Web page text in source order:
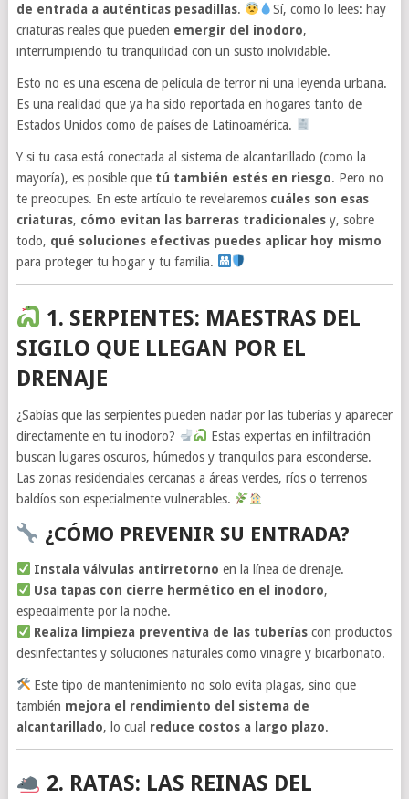
de entrada a auténticas pesadillas.
Sí, como lo lees: hay
criaturas reales que pueden emergir del inodoro,
interrumpiendo tu tranquilidad con un susto inolvidable.
Esto no es una escena de película de terror ni una leyenda urbana.
Es una realidad que ya ha sido reportada en hogares tanto de
Estados Unidos como de países de Latinoamérica.
Y si tu casa está conectada al sistema de alcantarillado (como la
mayoría), es posible que tú también estés en riesgo. Pero no
te preocupes. En este artículo te revelaremos cuáles son esas
criaturas, cómo evitan las barreras tradicionalesy, sobre
todo, qué soluciones efectivas puedes aplicar hoy mismo
para proteger tu hogar y tu familia.
1. SERPIENTES: MAESTRAS DEL
SIGILO QUE LLEGAN POR EL
DRENAJE
¿Sabías que las serpientes pueden nadar por las tuberías y aparecer
directamente en tu inodoro?
Estas expertas en infiltración
buscan lugares oscuros, húmedos y tranquilos para esconderse.
Las zonas residenciales cercanas a áreas verdes, ríos o terrenos
baldíos son especialmente vulnerables.
¿CÓMO PREVENIR SU ENTRADA?
Instala válvulas antirretorno en la línea de drenaje.
Usa tapas con cierre hermético en el inodoro,
especialmente por la noche.
Realiza limpieza preventiva de las tuberías con productos
desinfectantes y soluciones naturales como vinagre y bicarbonato.
Este tipo de mantenimiento no solo evita plagas, sino que
también mejora el rendimiento del sistema de
alcantarillado, lo cual reduce costos a largo plazo.
2. RATAS: LAS REINAS DEL